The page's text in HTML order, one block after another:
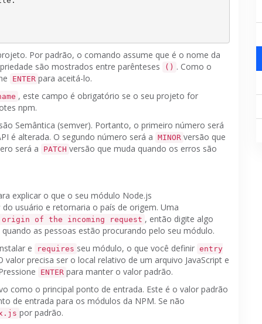
Por padrão, o comando assume que é o nome da
são mostrados entre parênteses
() . Como o
ENTER para aceitá-lo.
, este campo é obrigatório se o seu projeto for
npm.
Semântica (semver). Portanto, o primeiro número será
é alterada. O segundo número será a MINOR versão que
será a PATCH versão que muda quando os erros são
explicar o que o seu módulo Node.js
usuário e retornaria o país de origem. Uma
of the incoming request , então digite algo
as pessoas estão procurando pelo seu módulo.
e requires seu módulo, o que você definir entry
valor precisa ser o local relativo de um arquivo JavaScript e
ENTER para manter o valor padrão.
como o principal ponto de entrada. Este é o valor padrão
de entrada para os módulos da NPM. Se não
por padrão.